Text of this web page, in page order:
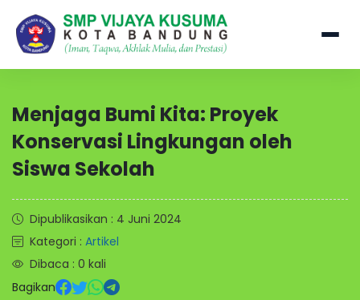
Menjaga Bumi Kita: Proyek
Konservasi Lingkungan oleh
Siswa Sekolah
Dipublikasikan : 4 Juni 2024
Kategori : Artikel
Dibaca : 0 kali
Bagikan